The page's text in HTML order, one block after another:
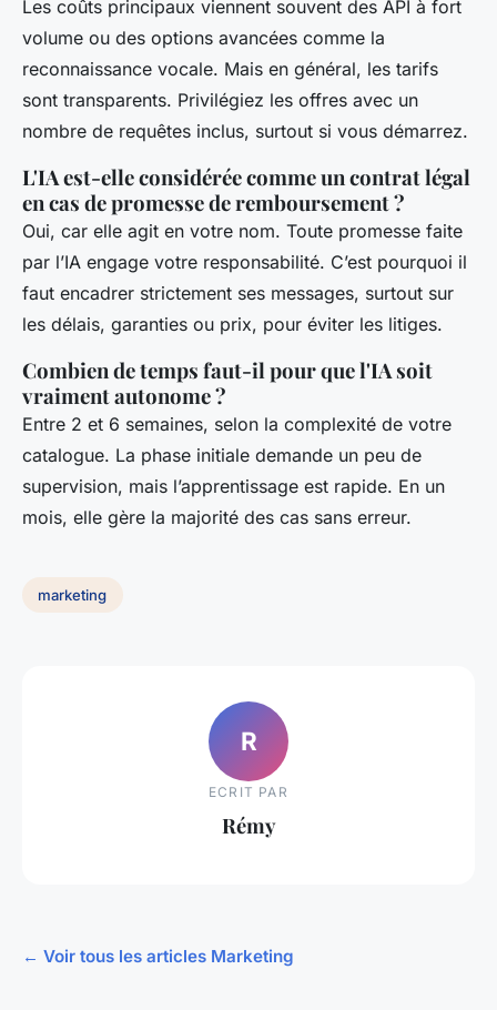
Les coûts principaux viennent souvent des API à fort
volume ou des options avancées comme la
reconnaissance vocale. Mais en général, les tarifs
sont transparents. Privilégiez les offres avec un
nombre de requêtes inclus, surtout si vous démarrez.
L'IA est-elle considérée comme un contrat légal
en cas de promesse de remboursement ?
Oui, car elle agit en votre nom. Toute promesse faite
par l’IA engage votre responsabilité. C’est pourquoi il
faut encadrer strictement ses messages, surtout sur
les délais, garanties ou prix, pour éviter les litiges.
Combien de temps faut-il pour que l'IA soit
vraiment autonome ?
Entre 2 et 6 semaines, selon la complexité de votre
catalogue. La phase initiale demande un peu de
supervision, mais l’apprentissage est rapide. En un
mois, elle gère la majorité des cas sans erreur.
marketing
R
ECRIT PAR
Rémy
← Voir tous les articles Marketing